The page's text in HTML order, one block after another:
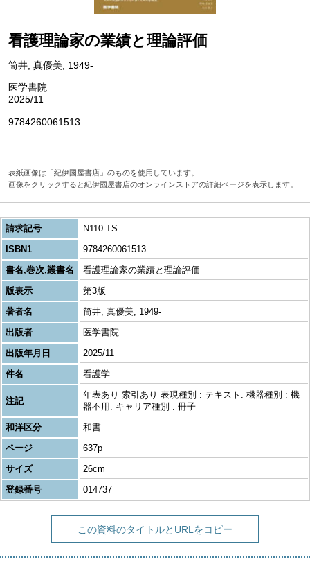
看護理論家の業績と理論評価
筒井, 真優美, 1949-
医学書院
2025/11
9784260061513
表紙画像は「紀伊國屋書店」のものを使用しています。
画像をクリックすると紀伊國屋書店のオンラインストアの詳細ページを表示します。
請求記号
N110-TS
ISBN1
9784260061513
書名,巻次,叢書名
看護理論家の業績と理論評価
版表示
第3版
著者名
筒井, 真優美, 1949-
出版者
医学書院
出版年月日
2025/11
件名
看護学
注記
年表あり 索引あり 表現種別 : テキスト. 機器種別 : 機
器不用. キャリア種別 : 冊子
和洋区分
和書
ページ
637p
サイズ
26cm
登録番号
014737
この資料のタイトルとURLをコピー